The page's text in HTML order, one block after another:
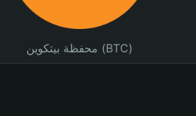
محفظة بيتكوين (BTC)